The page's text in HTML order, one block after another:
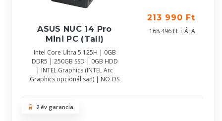
ASUS NUC 14 Pro
Mini PC (Tall)
Intel Core Ultra 5 125H | 0GB
DDR5 | 250GB SSD | 0GB HDD
| INTEL Graphics (INTEL Arc
Graphics opcionálisan) | NO OS
213 990 Ft
168 496 Ft + ÁFA
2 év garancia